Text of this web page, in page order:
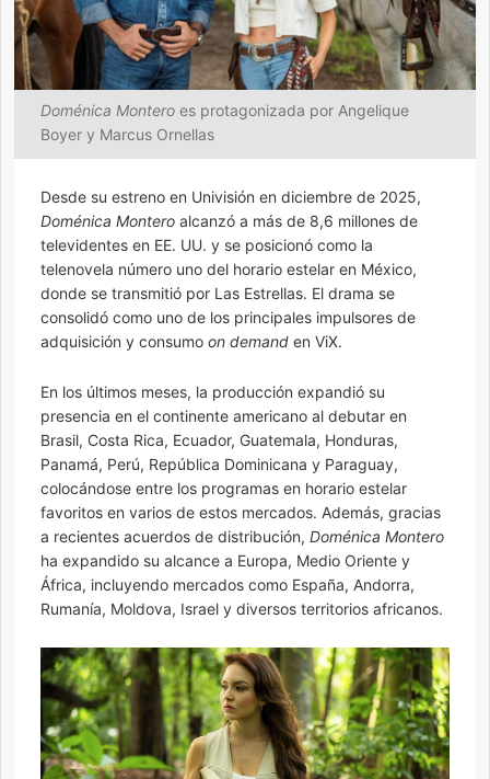
Doménica Montero es protagonizada por Angelique
Boyer y Marcus Ornellas
Desde su estreno en Univisión en diciembre de 2025,
Doménica Montero alcanzó a más de 8,6 millones de
televidentes en EE. UU. y se posicionó como la
telenovela número uno del horario estelar en México,
donde se transmitió por Las Estrellas. El drama se
consolidó como uno de los principales impulsores de
adquisición y consumo on demand en ViX.
En los últimos meses, la producción expandió su
presencia en el continente americano al debutar en
Brasil, Costa Rica, Ecuador, Guatemala, Honduras,
Panamá, Perú, República Dominicana y Paraguay,
colocándose entre los programas en horario estelar
favoritos en varios de estos mercados. Además, gracias
a recientes acuerdos de distribución, Doménica Montero
ha expandido su alcance a Europa, Medio Oriente y
África, incluyendo mercados como España, Andorra,
Rumanía, Moldova, Israel y diversos territorios africanos.